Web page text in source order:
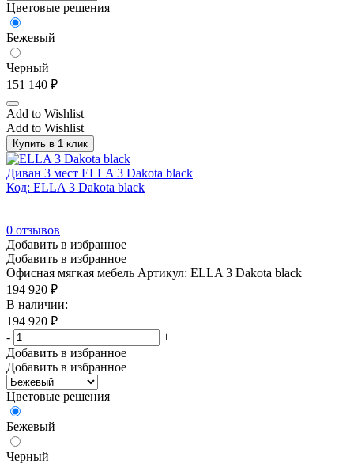
Цветовые решения
Бежевый
Черный
151 140 ₽
Add to Wishlist
Add to Wishlist
Купить в 1 клик
Диван 3 мест ELLA 3 Dakota black
Код: ELLA 3 Dakota black
0 отзывов
Добавить в избранное
Добавить в избранное
Офисная мягкая мебель Артикул: ELLA 3 Dakota black
194 920 ₽
В наличии:
194 920 ₽
-
+
Добавить в избранное
Добавить в избранное
Цветовые решения
Бежевый
Черный